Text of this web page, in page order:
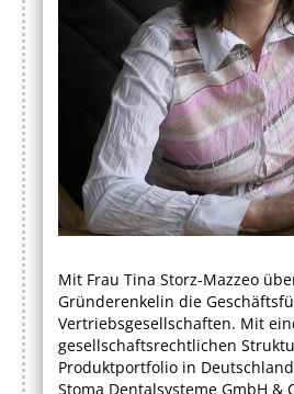
Mit Frau Tina Storz-Mazzeo
Gründerenkelin die
Vertriebsgesellschaften. Mit
gesellschaftsrechtlichen
Produktportfolio in
Stoma Dentalsysteme GmbH &